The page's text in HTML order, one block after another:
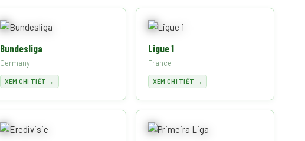
Bundesliga
Germany
XEM CHI TIẾT →
Ligue 1
France
XEM CHI TIẾT →